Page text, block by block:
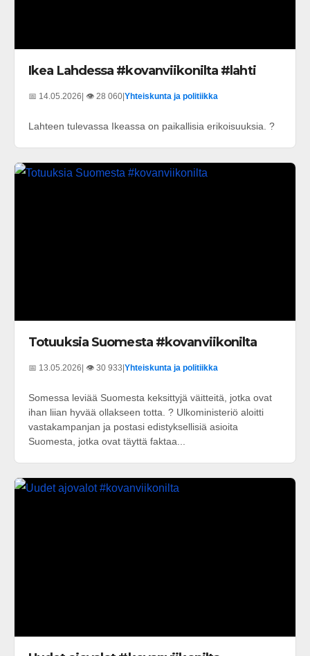
Ikea Lahdessa #kovanviikonilta #lahti
📅 14.05.2026| 👁️ 28 060|Yhteiskunta ja politiikka
Lahteen tulevassa Ikeassa on paikallisia erikoisuuksia. ?
Totuuksia Suomesta #kovanviikonilta
📅 13.05.2026 | 👁️ 30 933 Yhteiskunta ja politiikka
Somessa leviää Suomesta keksittyjä väitteitä, jotka ovat
ihan liian hyvää ollakseen totta. ? Ulkoministeriö aloitti
vastakampanjan ja postasi edistyksellisiä asioita
Suomesta, jotka ovat täyttä faktaa...